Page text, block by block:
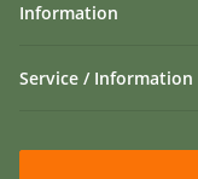
Information
Service / Information